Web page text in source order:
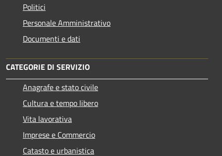
Politici
Personale Amministrativo
Documenti e dati
CATEGORIE DI SERVIZIO
Anagrafe e stato civile
Cultura e tempo libero
Vita lavorativa
Imprese e Commercio
Catasto e urbanistica